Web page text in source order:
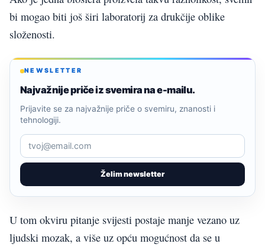
bi mogao biti još širi laboratorij za drukčije oblike
složenosti.
NEWSLETTER
Najvažnije priče iz svemira na e-mailu.
Želim newsletter
Prijavite se za najvažnije priče o svemiru, znanosti i
tehnologiji.
U tom okviru pitanje svijesti postaje manje vezano uz
ljudski mozak, a više uz opću mogućnost da se u